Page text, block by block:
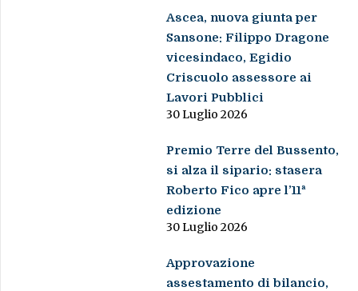
Ascea, nuova giunta per
Sansone: Filippo Dragone
vicesindaco, Egidio
Criscuolo assessore ai
Lavori Pubblici
30 Luglio 2026
Premio Terre del Bussento,
si alza il sipario: stasera
Roberto Fico apre l’11ª
edizione
30 Luglio 2026
Approvazione
assestamento di bilancio,